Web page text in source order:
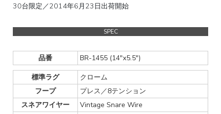
30台限定／2014年6月23日出荷開始
SPEC
品番 BR-1455 (14"x5.5")
標準ラグ
クローム
フープ
プレス／8テンション
スネアワイヤー
Vintage Snare Wire